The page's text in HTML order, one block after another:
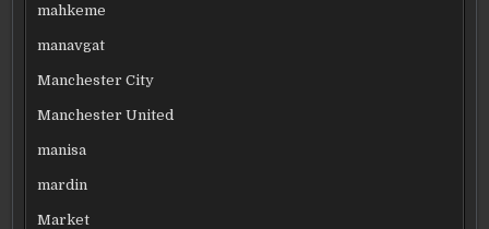
mahkeme
manavgat
Manchester City
Manchester United
manisa
mardin
Market